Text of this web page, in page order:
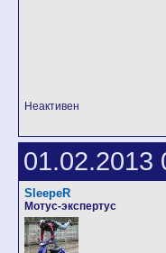
Неактивен
01.02.2013
SleepeR
Мотус-экспертус